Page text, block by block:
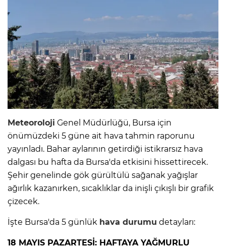
Meteoroloji Genel Müdürlüğü, Bursa için
önümüzdeki 5 güne ait hava tahmin raporunu
yayınladı. Bahar aylarının getirdiği istikrarsız hava
dalgası bu hafta da Bursa'da etkisini hissettirecek.
Şehir genelinde gök gürültülü sağanak yağışlar
ağırlık kazanırken, sıcaklıklar da inişli çıkışlı bir grafik
çizecek.
İşte Bursa'da 5 günlük hava durumu detayları:
18 MAYIS PAZARTESİ: HAFTAYA YAĞMURLU